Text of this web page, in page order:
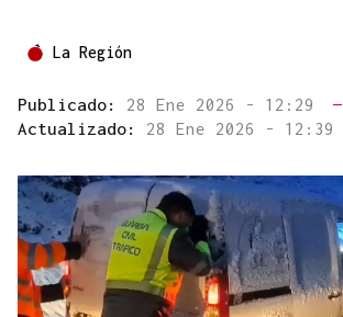
La Región
Publicado: 28 Ene 2026 - 12:29
—
Actualizado: 28 Ene 2026 - 12:39